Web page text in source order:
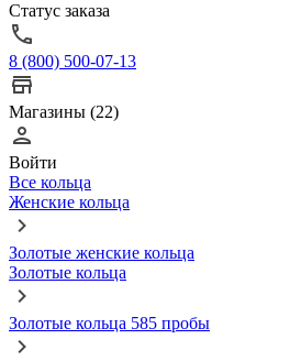
Статус заказа
8 (800) 500-07-13
Магазины (22)
Войти
Все кольца
Женские кольца
Золотые женские кольца
Золотые кольца
Золотые кольца 585 пробы